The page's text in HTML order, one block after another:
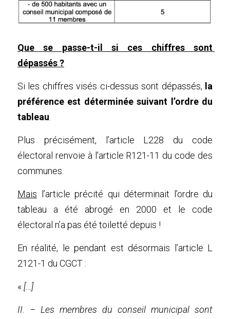
Que se passe-t-il si ces chiffres sont
dépassés ?
Si les chiffres visés ci-dessus sont dépassés, la
préférence est déterminée suivant l’ordre du
tableau
Plus précisément, l’article L228
du code
électoral renvoie à l'article R121-11 du code des
communes
Mais l’article précité qui déterminait l’ordre du
tableau a été abrogé en 2000 et le code
électoral n’a pas été toiletté depuis !
En réalité, le pendant est désormais l’article L
2121-1 du CGCT :
« […]
II. – Les membres du conseil municipal sont